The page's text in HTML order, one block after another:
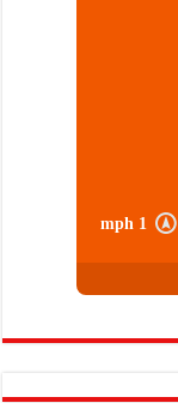
1 mph